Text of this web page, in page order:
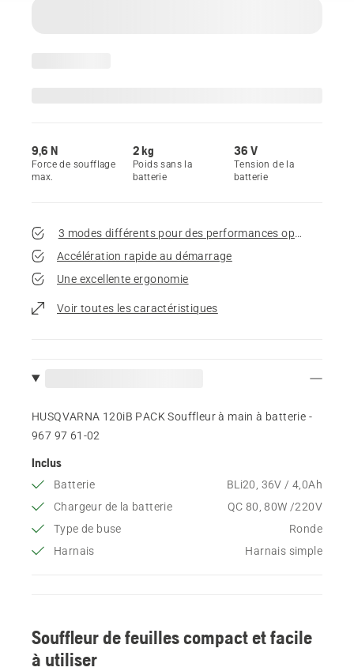
9,6 N
Force de soufflage
max.
2 kg
Poids sans la
batterie
36 V
Tension de la
batterie
3 modes différents pour des performances optimales en
Accélération rapide au démarrage
Une excellente ergonomie
Voir toutes les caractéristiques
HUSQVARNA 120iB PACK Souffleur à main à batterie -
967 97 61‑02
Inclus
Batterie
BLi20, 36V / 4,0Ah
Chargeur de la batterie
QC 80, 80W /220V
Type de buse
Ronde
Harnais
Harnais simple
Souffleur de feuilles compact et facile
à utiliser